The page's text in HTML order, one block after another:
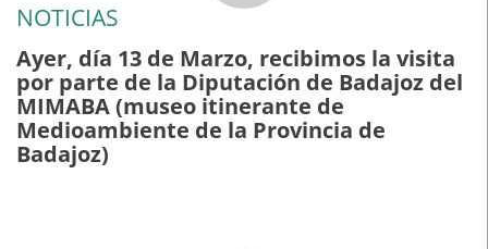
NOTICIAS
Ayer, día 13 de Marzo, recibimos la visita
por parte de la Diputación de Badajoz del
MIMABA (museo itinerante de
Medioambiente de la Provincia de
Badajoz)